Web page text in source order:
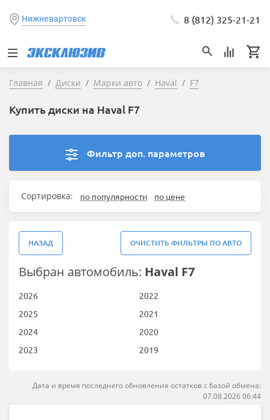
Нижневартовск 8 (812) 325-21-21
Главная Диски Марки авто Haval F7
Купить диски на Haval F7
Фильтр доп. параметров
Сортировка: по популярности по цене
НАЗАД ОЧИСТИТЬ ФИЛЬТРЫ ПО АВТО
Выбран автомобиль: Haval F7
2026
2025
2024
2023
2022
2021
2020
2019
Дата и время последнего обновления остатков с базой обмена:
07.08.2026 06:44